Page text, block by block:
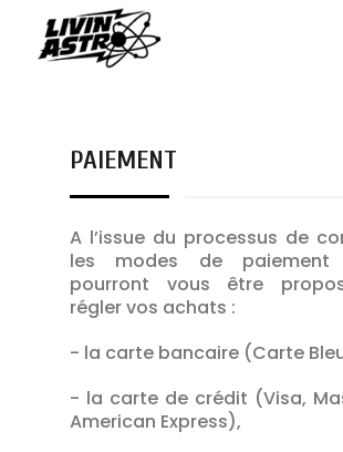
PAIEMENT
A l’issue du processus de
les modes de paiement
pourront vous être
régler vos achats :
- la carte bancaire (Carte
- la carte de crédit (Visa,
American Express),